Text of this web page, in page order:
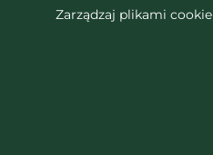
Zarządzaj plikami cookie